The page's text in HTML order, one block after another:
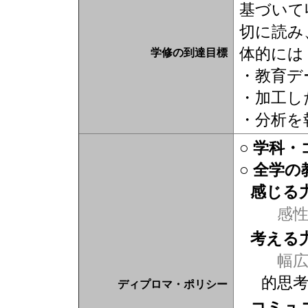
学修の到達目標
基づい
切に読
体的には
・教育
・加工
・分析
ディプロマ・ポリシー
○ 学科・
○ 全学の
感じる
感性
考える
幅
的思